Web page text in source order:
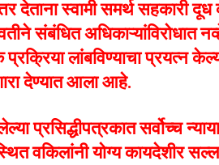
देताना स्वामी समर्थ सहकारी दूध
संबंधित अधिकाऱ्यांविरोधात
लांबविण्याचा प्रयत्न
देण्यात आला आहे.
प्रसिद्धीपत्रकात सर्वोच्च
वकिलांनी योग्य कायदेशीर